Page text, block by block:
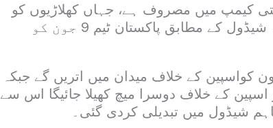
کیمپ میں مصروف ہے، جہاں کھلاڑیوں کو
آئندہ میچز کی تیاری کرائی جا رہی ہے۔ شیڈول کے مطابق پاکستان ٹیم 9 جون کو
شرٹس 13 جون کوبیلجیم اور 14 جون کواسپین کے خلاف میدان میں اتریں گے جبکہ
بیلجیم اور 20 جون کو اسپین کے خلاف دوسرا میچ کھیلا جائیگا اس سے